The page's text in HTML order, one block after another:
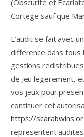
(Obscurite et
Cortege sauf que
L’audit se fait avec
difference dans tous
gestions
de jeu legerement,
vos jeux pour
continuer cet
https://
representent